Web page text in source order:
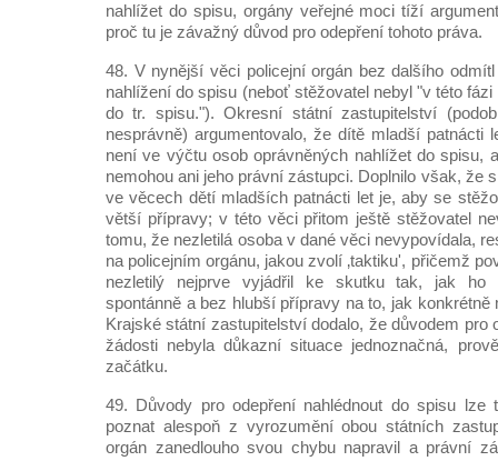
nahlížet do spisu, orgány veřejné moci tíží
proč tu je závažný důvod pro odepření tohoto práva.
48. V nynější věci policejní orgán bez dalšího
nahlížení do spisu (neboť stěžovatel nebyl "v této
do tr. spisu."). Okresní státní zastupitelství
nesprávně) argumentovalo, že dítě mladší patnácti
není ve výčtu osob oprávněných nahlížet do spisu,
nemohou ani jeho právní zástupci. Doplnilo však, že
ve věcech dětí mladších patnácti let je, aby se
větší přípravy; v této věci přitom ještě stěžovatel
tomu, že nezletilá osoba v dané věci nevypovídala,
na policejním orgánu, jakou zvolí ‚taktiku', přičemž
nezletilý nejprve vyjádřil ke skutku tak, jak ho
spontánně a bez hlubší přípravy na to, jak
Krajské státní zastupitelství dodalo, že důvodem pro
žádosti nebyla důkazní situace jednoznačná,
začátku.
49. Důvody pro odepření nahlédnout do spisu lze
poznat alespoň z vyrozumění obou státních
orgán zanedlouho svou chybu napravil a právní